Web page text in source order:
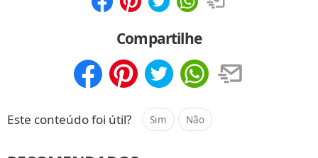
Compartilhe
Este conteúdo foi útil? Sim Não